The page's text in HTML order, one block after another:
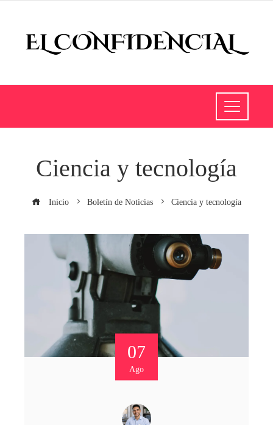
Ciencia y tecnología
Inicio Boletín de Noticias Ciencia y tecnología
07
Ago